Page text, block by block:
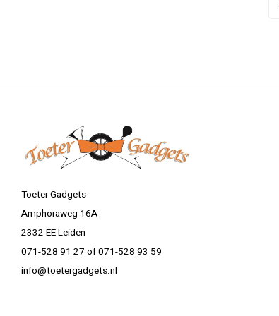
Toeter Gadgets
Amphoraweg 16A
2332 EE Leiden
071-528 91 27 of 071-528 93 59
info@toetergadgets.nl